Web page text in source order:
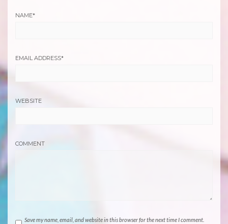
NAME*
EMAIL ADDRESS*
WEBSITE
COMMENT
Save my name, email, and website in this browser for the next time I comment.